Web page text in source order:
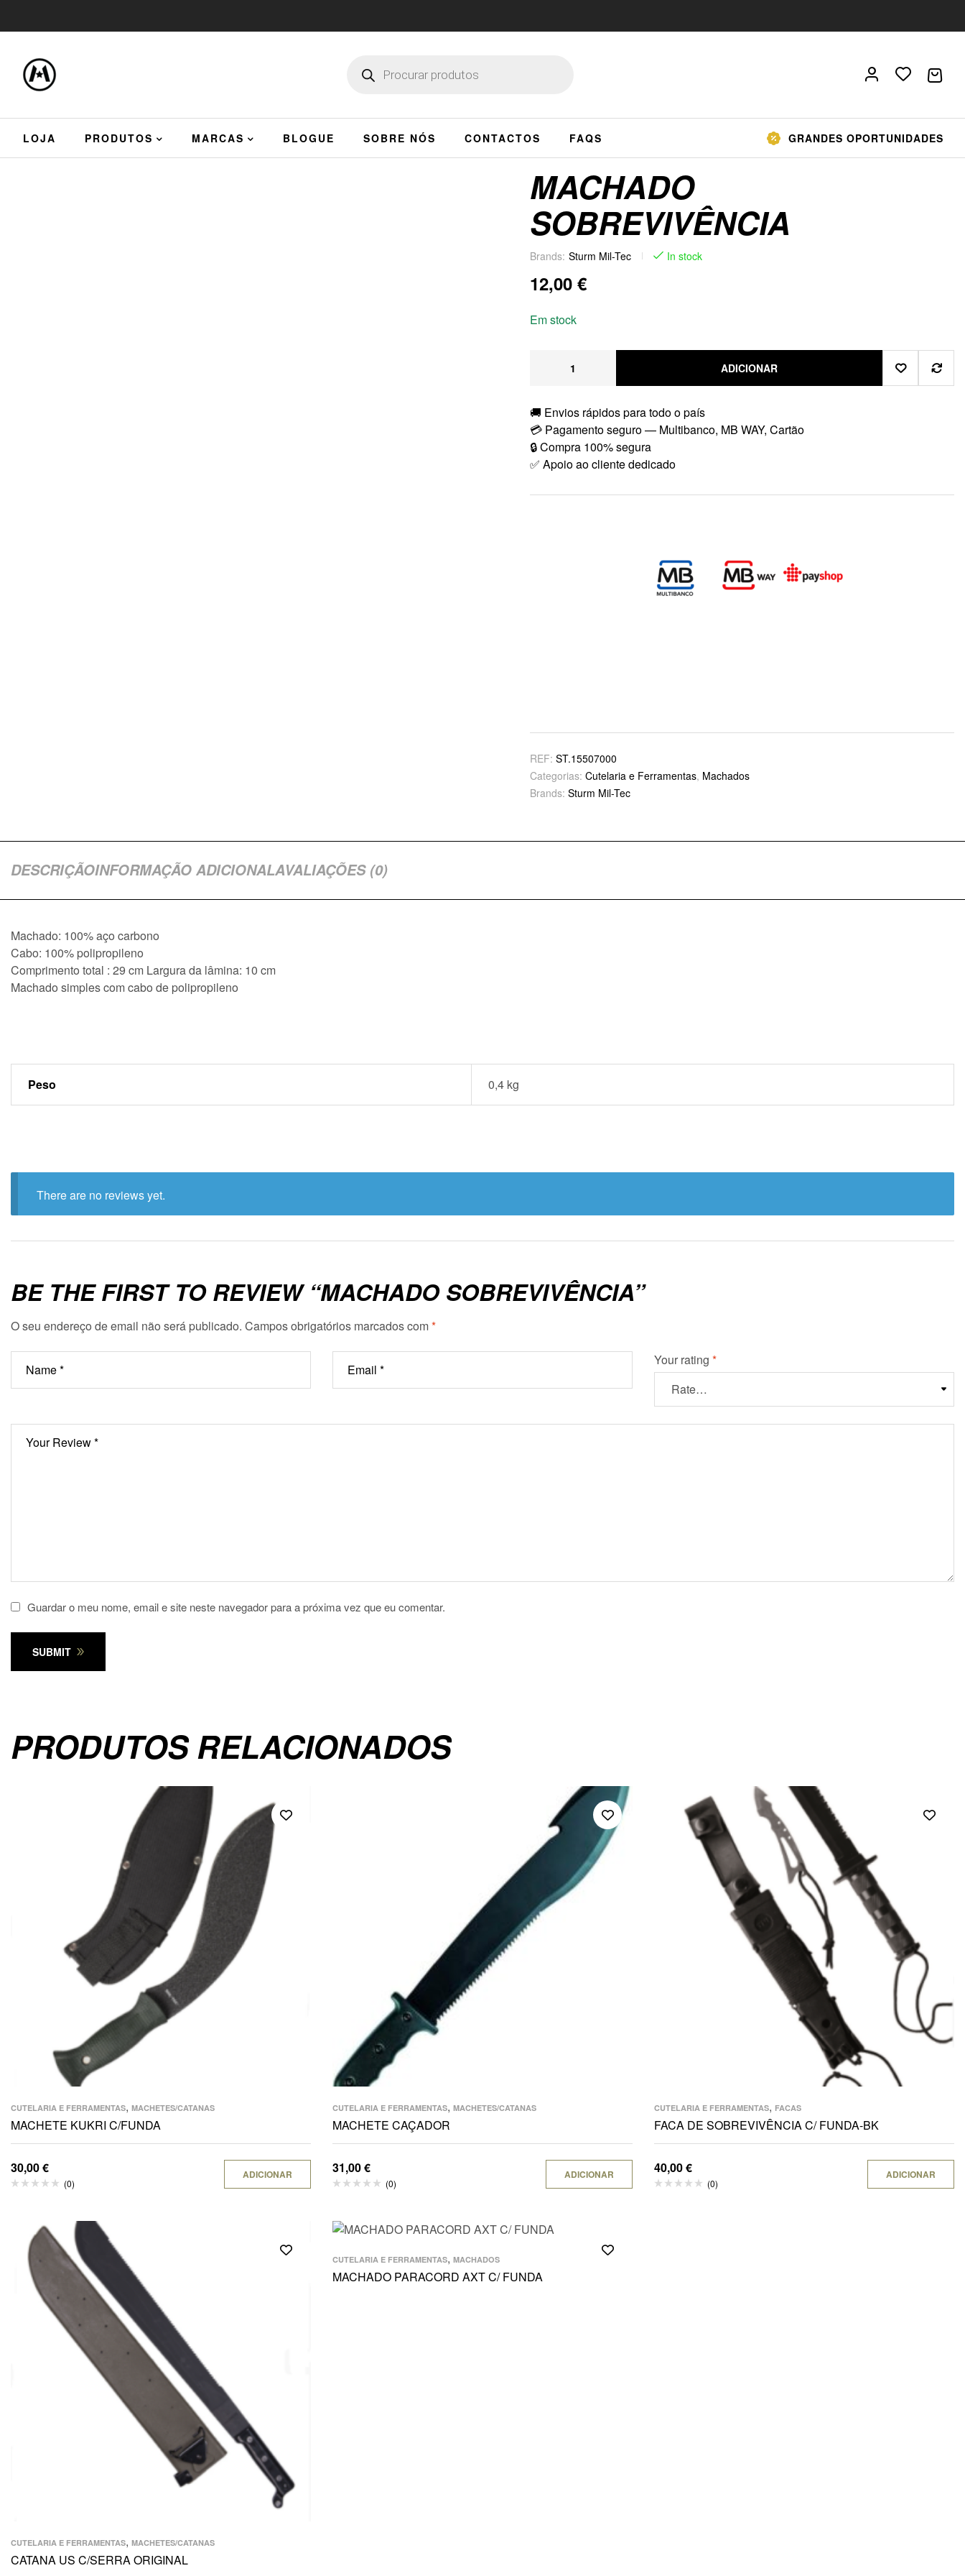
LOJA PRODUTOS MARCAS BLOGUE SOBRE NÓS CONTACTOS FAQS GRANDES OPORTUNIDADES
MACHADO
SOBREVIVÊNCIA
Brands: Sturm Mil-Tec In stock
12,00 €
Em stock
ADICIONAR
🚚 Envios rápidos para todo o país
💳 Pagamento seguro — Multibanco, MB WAY, Cartão
🔒 Compra 100% segura
✅ Apoio ao cliente dedicado
REF: ST.15507000
Categorias: Cutelaria e Ferramentas, Machados
Brands: Sturm Mil-Tec
DESCRIÇÃOINFORMAÇÃO ADICIONALAVALIAÇÕES (0)
Machado: 100% aço carbono
Cabo: 100% polipropileno
Comprimento total : 29 cm Largura da lâmina: 10 cm
Machado simples com cabo de polipropileno
Peso 0,4 kg
There are no reviews yet.
BE THE FIRST TO REVIEW “MACHADO SOBREVIVÊNCIA”
O seu endereço de email não será publicado. Campos obrigatórios marcados com*
Your rating *
Guardar o meu nome, email e site neste navegador para a próxima vez que eu comentar.
SUBMIT
PRODUTOS RELACIONADOS
CUTELARIA E FERRAMENTAS, MACHETES/CATANAS
MACHETE KUKRI C/FUNDA
30,00€
(0)
ADICIONAR
CUTELARIA E FERRAMENTAS, MACHETES/CATANAS
MACHETE CAÇADOR
31,00€
(0)
ADICIONAR
CUTELARIA E FERRAMENTAS, FACAS
FACA DE SOBREVIVÊNCIA C/ FUNDA-BK
40,00€
(0)
ADICIONAR
CUTELARIA E FERRAMENTAS, MACHETES/CATANAS
CATANA US C/SERRA ORIGINAL
CUTELARIA E FERRAMENTAS, MACHADOS
MACHADO PARACORD AXT C/ FUNDA